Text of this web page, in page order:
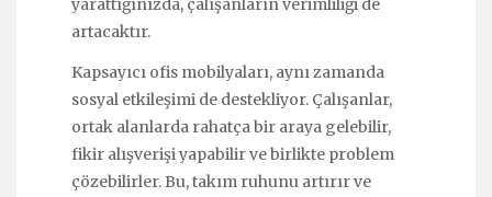
yarattığınızda, çalışanların verimliliği de
artacaktır.
Kapsayıcı ofis mobilyaları, aynı zamanda
sosyal etkileşimi de destekliyor. Çalışanlar,
ortak alanlarda rahatça bir araya gelebilir,
fikir alışverişi yapabilir ve birlikte problem
çözebilirler. Bu, takım ruhunu artırır ve